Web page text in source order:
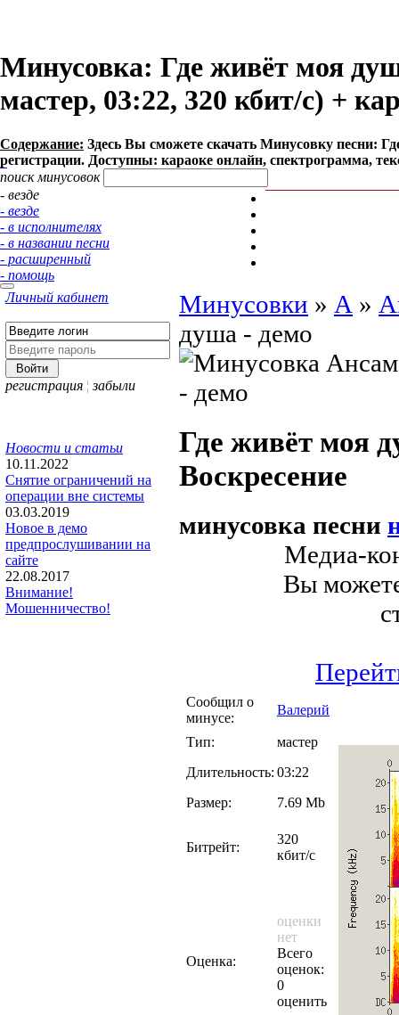
Минусовка: Где живёт моя
мастер, 03:22, 320 кбит/с) +
Содержание: Здесь Вы сможете cкачать Минусовку песни:
регистрации. Доступны: караоке онлайн, спектрограмма,
поиск минусовок
- везде
- везде
- в исполнителях
- в названии песни
- расширенный
- помощь
Личный кабинет
регистрация ¦ забыли
Новости и статьи
10.11.2022
Снятие ограничений на
операции вне системы
03.03.2019
Новое в демо
предпрослушивании на
сайте
22.08.2017
Внимание!
Мошенничество!
Минусовки » А »
душа - демо
Где живёт моя
Воскресение
минусовка песни
Медиа-
Вы можете
Сообщил о
минусе:
Валерий
Тип:
мастер
Длительность: 03:22
Размер:
7.69 Mb
Битрейт:
320
кбит/с
Оценка:
оценки
нет
Всего
оценок:
0
оценить